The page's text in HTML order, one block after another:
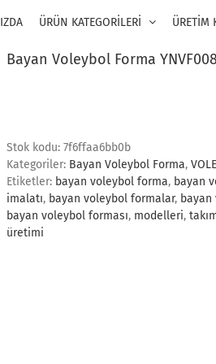
ÜRÜN KATEGORİLERİ ÜRETİM
Bayan Voleybol Forma
Stok kodu: 7f6ffaa6bb0b
Kategoriler: Bayan Voleybol Forma,
Etiketler: bayan voleybol forma, bayan
imalatı, bayan voleybol formalar, bayan
bayan voleybol forması, modelleri,
üretimi